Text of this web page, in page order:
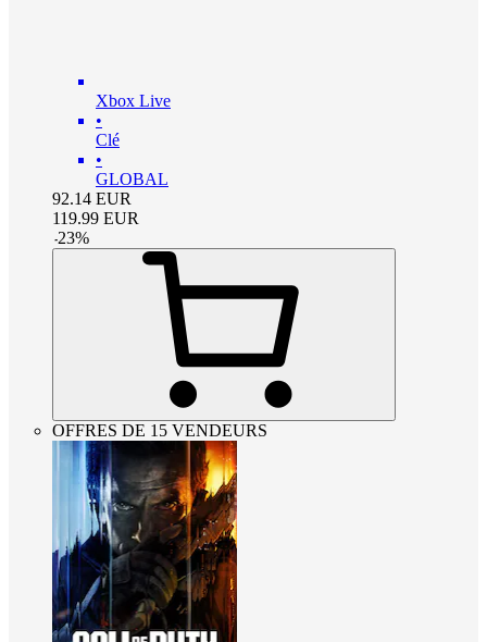
Xbox Live
•
Clé
•
GLOBAL
92.14 EUR
119.99 EUR
-23%
OFFRES DE 15 VENDEURS